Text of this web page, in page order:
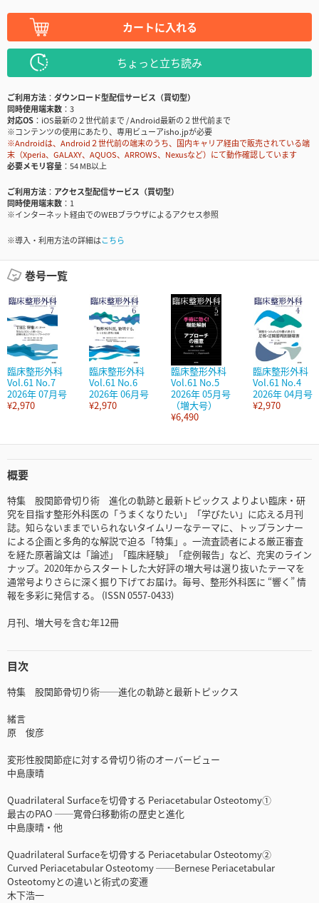
カートに入れる
ちょっと立ち読み
ご利用方法
ダウンロード型配信サービス（買切型）
同時使用端末数
3
対応OS
iOS最新の２世代前まで / Android最新の２世代前まで
※コンテンツの使用にあたり、専用ビューアisho.jpが必要
※Androidは、Android２世代前の端末のうち、国内キャリア経由で販売されている端
末（Xperia、GALAXY、AQUOS、ARROWS、Nexusなど）にて動作確認しています
必要メモリ容量
54 MB以上
ご利用方法
アクセス型配信サービス（買切型）
同時使用端末数
1
※インターネット経由でのWEBブラウザによるアクセス参照
※導入・利用方法の詳細はこちら
巻号一覧
臨床整形外科
Vol.61 No.7
2026年 07月号
¥2,970
臨床整形外科
Vol.61 No.6
2026年 06月号
¥2,970
臨床整形外科
Vol.61 No.5
2026年 05月号
（増大号）
¥6,490
臨床整形外科
Vol.61 No.4
2026年 04月号
¥2,970
概要
特集 股関節骨切り術 進化の軌跡と最新トピックス よりよい臨床・研
究を目指す整形外科医の「うまくなりたい」「学びたい」に応える月刊
誌。知らないままでいられないタイムリーなテーマに、トップランナー
による企画と多角的な解説で迫る「特集」。一流査読者による厳正審査
を経た原著論文は「論述」「臨床経験」「症例報告」など、充実のライン
ナップ。2020年からスタートした大好評の増大号は選り抜いたテーマを
通常号よりさらに深く掘り下げてお届け。毎号、整形外科医に “響く” 情
報を多彩に発信する。 (ISSN 0557-0433)
月刊、増大号を含む年12冊
目次
特集 股関節骨切り術──進化の軌跡と最新トピックス
緒言
原 俊彦
変形性股関節症に対する骨切り術のオーバービュー
中島康晴
Quadrilateral Surfaceを切骨する Periacetabular Osteotomy①
最古のPAO ──寛骨臼移動術の歴史と進化
中島康晴・他
Quadrilateral Surfaceを切骨する Periacetabular Osteotomy②
Curved Periacetabular Osteotomy ──Bernese Periacetabular
Osteotomyとの違いと術式の変遷
木下浩一